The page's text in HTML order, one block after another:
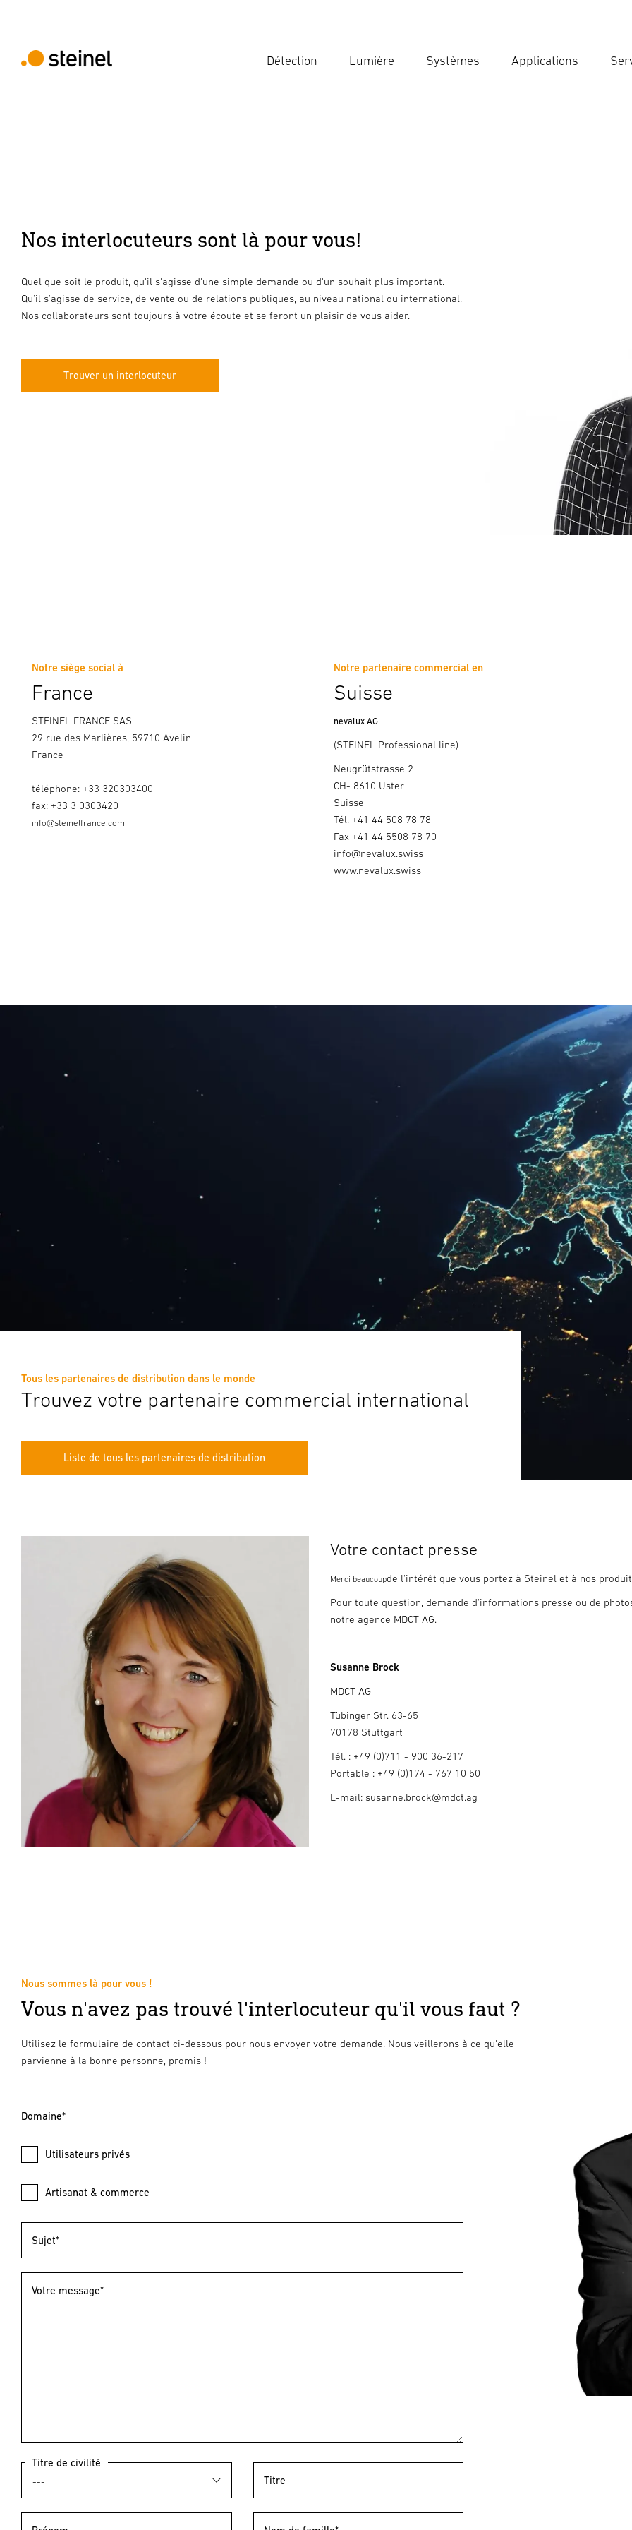
Détection Lumière Systèmes Applications
Nos interlocuteurs sont là pour vous!
Quel que soit le produit, qu'il s'agisse d'une simple demande ou d'un souhait plus important.
Qu'il s'agisse de service, de vente ou de relations publiques, au niveau national ou international.
Nos collaborateurs sont toujours à votre écoute et se feront un plaisir de vous aider.
Trouver un interlocuteur
Notre siège social à
France
STEINEL FRANCE SAS
29 rue des Marlières, 59710 Avelin
France
téléphone: +33 320303400
fax: +33 3 0303420
info@steinelfrance.com
Notre partenaire commercial en
Suisse
nevalux AG
(STEINEL Professional line)
Neugrütstrasse 2
CH- 8610 Uster
Suisse
Tél. +41 44 508 78 78
Fax +41 44 5508 78 70
info@nevalux.swiss
www.nevalux.swiss
Tous les partenaires de distribution dans le monde
Trouvez votre partenaire commercial international
Liste de tous les partenaires de distribution
Votre contact presse
Merci beaucoupde l'intérêt que vous portez à Steinel et à nos
Pour toute question, demande d'informations presse ou de
notre agence MDCT AG.
Susanne Brock
MDCT AG
Tübinger Str. 63-65
70178 Stuttgart
Tél. : +49 (0)711 - 900 36-217
Portable : +49 (0)174 - 767 10 50
E-mail: susanne.brock@mdct.ag
Nous sommes là pour vous !
Vous n'avez pas trouvé l'interlocuteur qu'il vous faut ?
Utilisez le formulaire de contact ci-dessous pour nous envoyer votre demande. Nous veillerons à ce qu'elle
parvienne à la bonne personne, promis !
Domaine*
Utilisateurs privés
Artisanat & commerce
Sujet*
Votre message*
Titre de civilité
Titre